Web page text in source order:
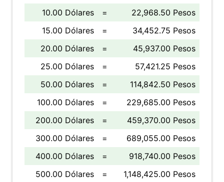
10.00 Dólares
=
22,968.50 Pesos
15.00 Dólares
=
34,452.75 Pesos
20.00 Dólares
=
45,937.00 Pesos
25.00 Dólares
=
57,421.25 Pesos
50.00 Dólares
=
114,842.50 Pesos
100.00 Dólares
=
229,685.00 Pesos
200.00 Dólares
=
459,370.00 Pesos
300.00 Dólares
=
689,055.00 Pesos
400.00 Dólares
=
918,740.00 Pesos
500.00 Dólares
=
1,148,425.00 Pesos